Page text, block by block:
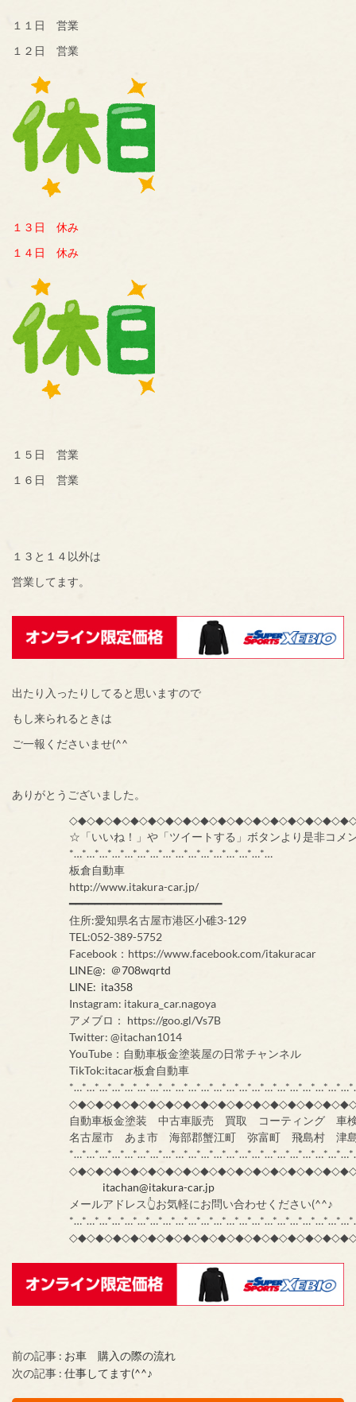
１１日 営業
１２日 営業
１３日 休み
１４日 休み
１５日 営業
１６日 営業
１３と１４以外は
営業してます。
出たり入ったりしてると思いますので
もし来られるときは
ご一報くださいませ(^^
ありがとうございました。
☆「いいね！」や「ツイートする」ボタンより是非コメ
*…*…*…*…*…*…*…*…*…*…*…*…*…*…*…*…
板倉自動車
http://www.itakura-car.jp/
━━━━━━━━━━━━━━━━━━━━━━━━
住所:愛知県名古屋市港区小碓3-129
TEL:052-389-5752
Facebook：https://www.facebook.com/itakuracar
LINE@: ＠708wqrtd
LINE: ita358
Instagram: itakura_car.nagoya
アメブロ： https://goo.gl/Vs7B
Twitter: @itachan1014
YouTube：自動車板金塗装屋の日常チャンネル
TikTok:itacar板倉自動車
自動車板金塗装 中古車販売 買取 コーティング 車
名古屋市 あま市 海部郡蟹江町 弥富町 飛島村
itachan@itakura-car.jp
メールアドレス👆お気軽にお問い合わせください(^^♪
前の記事 : お車 購入の際の流れ
次の記事 : 仕事してます(^^♪